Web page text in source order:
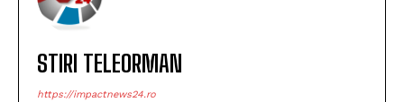
STIRI TELEORMAN
https://impactnews24.ro